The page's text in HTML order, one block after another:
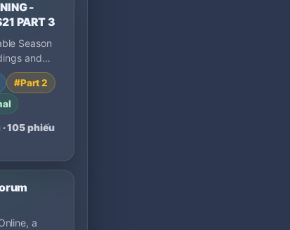
-
PART 3
Season
and
and
- Interna…
#Part 2
· 105 phiếu
a